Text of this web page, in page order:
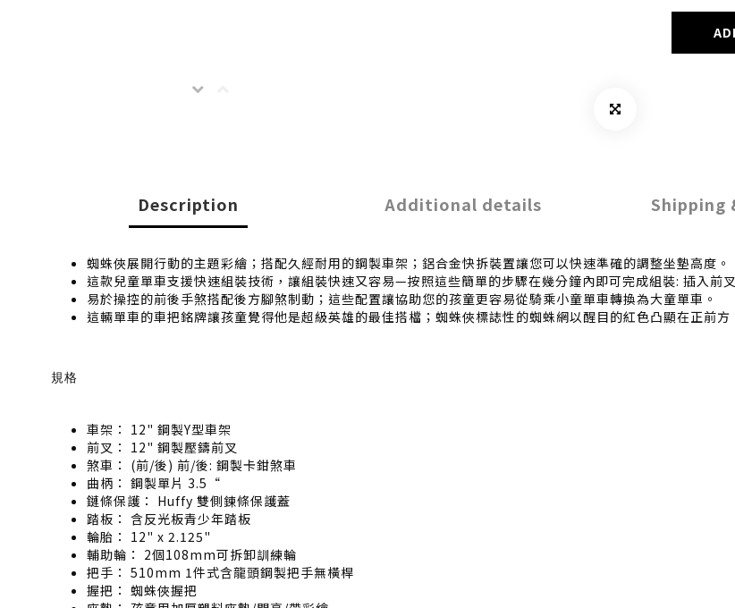
Description Additional details Shipping
蜘蛛俠展開行動的主題彩繪；搭配久經耐用的鋼製車架；鋁合金快拆裝置讓您可以快速準確的調整坐墊高度。
這款兒童單車支援快速組裝技術，讓組裝快速又容易—按照這些簡單的步驟在幾分鐘內即可完成組裝: 插入前
易於操控的前後手煞搭配後方腳煞制動；這些配置讓協助您的孩童更容易從騎乘小童單車轉換為大童單車。
這輛單車的車把銘牌讓孩童覺得他是超級英雄的最佳搭檔；蜘蛛俠標誌性的蜘蛛網以醒目的紅色凸顯在正前
規格
車架： 12" 鋼製Y型車架
前叉： 12" 鋼製壓鑄前叉
煞車： (前/後) 前/後: 鋼製卡鉗煞車
曲柄： 鋼製單片 3.5“
鏈條保護： Huffy 雙側鍊條保護蓋
踏板： 含反光板青少年踏板
輪胎： 12" x 2.125"
輔助輪： 2個108mm可拆卸訓練輪
把手： 510mm 1件式含龍頭鋼製把手無橫桿
握把： 蜘蛛俠握把